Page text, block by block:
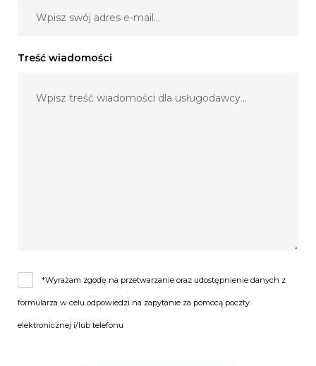
Treść wiadomości
*Wyrażam zgodę na przetwarzanie oraz udostępnienie danych z
formularza w celu odpowiedzi na zapytanie za pomocą poczty
elektronicznej i/lub telefonu